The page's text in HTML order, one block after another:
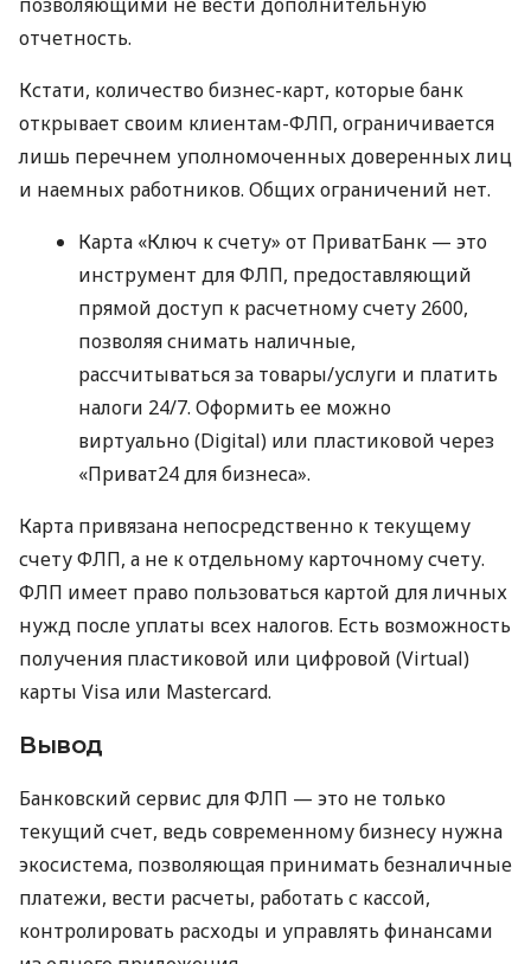
отчетность.
Кстати, количество бизнес-карт, которые банк
открывает своим клиентам-ФЛП, ограничивается
лишь перечнем уполномоченных доверенных лиц
и наемных работников. Общих ограничений нет.
Карта «Ключ к счету» от ПриватБанк — это
инструмент для ФЛП, предоставляющий
прямой доступ к расчетному счету 2600,
позволяя снимать наличные,
рассчитываться за товары/услуги и платить
налоги 24/7. Оформить ее можно
виртуально (Digital) или пластиковой через
«Приват24 для бизнеса».
Карта привязана непосредственно к текущему
счету ФЛП, а не к отдельному карточному счету.
ФЛП имеет право пользоваться картой для личных
нужд после уплаты всех налогов. Есть возможность
получения пластиковой или цифровой (Virtual)
карты Visa или Mastercard.
Вывод
Банковский сервис для ФЛП — это не только
текущий счет, ведь современному бизнесу нужна
экосистема, позволяющая принимать безналичные
платежи, вести расчеты, работать с кассой,
контролировать расходы и управлять финансами